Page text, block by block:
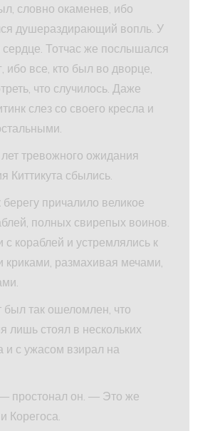
словно окаменев, ибо
душераздирающий вопль. У
сердце. Тотчас же послышался
ибо все, кто был во дворце,
что случилось. Даже
слез со своего кресла и
тревожного ожидания
Киттикута сбылись.
берегу причалило великое
полных свирепых воинов.
кораблей и устремлялись к
криками, размахивая мечами,
был так ошеломлен, что
лишь стоял в нескольких
и с ужасом взирал на
простонал он. — Это же
Корегоса.